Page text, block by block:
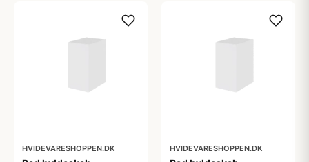
HVIDEVARESHOPPEN.DK HVIDEVARESHOPPEN.DK